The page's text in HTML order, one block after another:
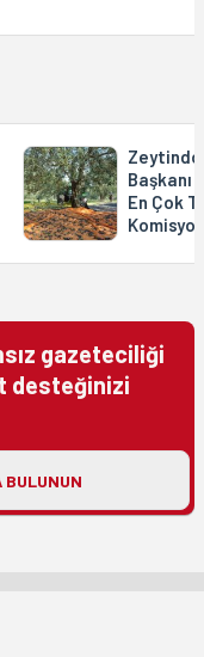
Başkanı
En Çok
gazeteciliği
desteğinizi
BULUNUN